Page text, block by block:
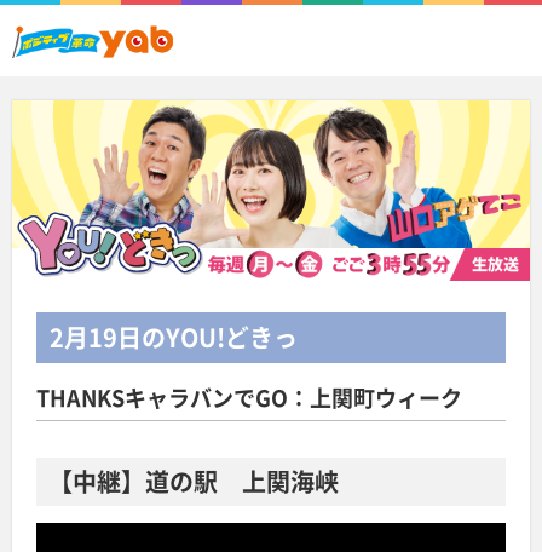
2月19日のYOU!どきっ
THANKSキャラバンでGO：上関町ウィーク
【中継】道の駅 上関海峡